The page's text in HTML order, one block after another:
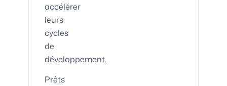
accélérer
leurs
cycles
de
développement.
Prêts